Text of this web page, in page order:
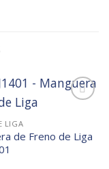
lista de
deseos
LIGA
de Freno de Liga